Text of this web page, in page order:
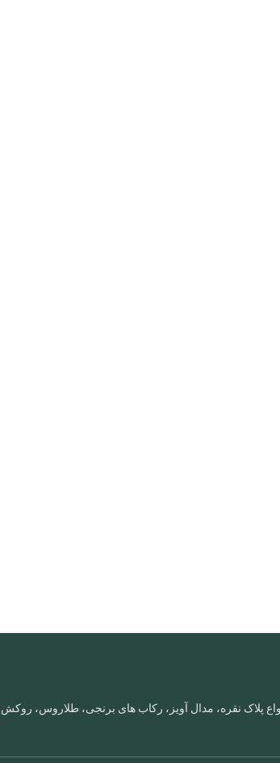
پلاک نقره، مدال آویز، رکاب های برنجی، طلاروس،